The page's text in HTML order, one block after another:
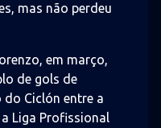
mas não perdeu
em março,
de gols de
Ciclón entre a
a Liga Profissional